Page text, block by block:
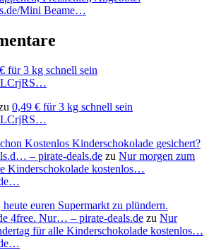
Mini Beame…
für 3 kg schnell sein
0,49 € für 3 kg schnell sein
Kostenlos Kinderschokolade gesichert?
– pirate-deals.de zu Nur morgen zum
Kinderschokolade kostenlos…
euren Supermarkt zu plündern.
4free. Nur… – pirate-deals.de zu Nur
für alle Kinderschokolade kostenlos…